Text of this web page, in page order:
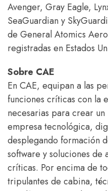
Avenger, Gray Eagle,
SeaGuardian y
de General Atomics
registradas en Estados
Sobre CAE
En CAE, equipan a las
funciones críticas con la
necesarias para crear un
empresa tecnológica,
desplegando formación
software y soluciones de
críticas. Por encima de
tripulantes de cabina,